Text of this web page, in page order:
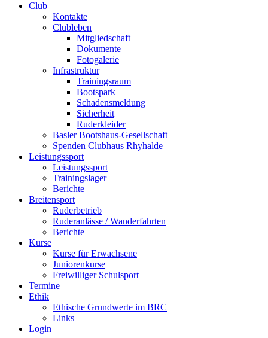
Club
Kontakte
Clubleben
Mitgliedschaft
Dokumente
Fotogalerie
Infrastruktur
Trainingsraum
Bootspark
Schadensmeldung
Sicherheit
Ruderkleider
Basler Bootshaus-Gesellschaft
Spenden Clubhaus Rhyhalde
Leistungssport
Leistungssport
Trainingslager
Berichte
Breitensport
Ruderbetrieb
Ruderanlässe / Wanderfahrten
Berichte
Kurse
Kurse für Erwachsene
Juniorenkurse
Freiwilliger Schulsport
Termine
Ethik
Ethische Grundwerte im BRC
Links
Login